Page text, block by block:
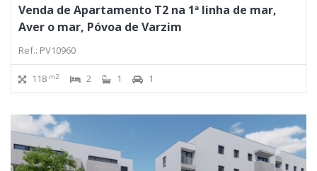
Venda de Apartamento T2 na 1ª linha de mar,
Aver o mar, Póvoa de Varzim
Ref.: PV10960
118 m2 2 1 1